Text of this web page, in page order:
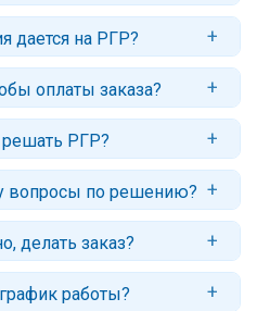
расчеты - в Excel,
которую легко читать или
дается на РГР?
у вас будут вопросы или
корректировки.
оплаты заказа?
личного кабинета: банковской
счета телефона
решать РГР?
МатБюро, профессионал с
и имеющий опыт от 5 лет в
вопросы по решению?
вести переписку как с
работы.
делать заказ?
ваши данные не передаются
вы сами решаете, какую
работы?